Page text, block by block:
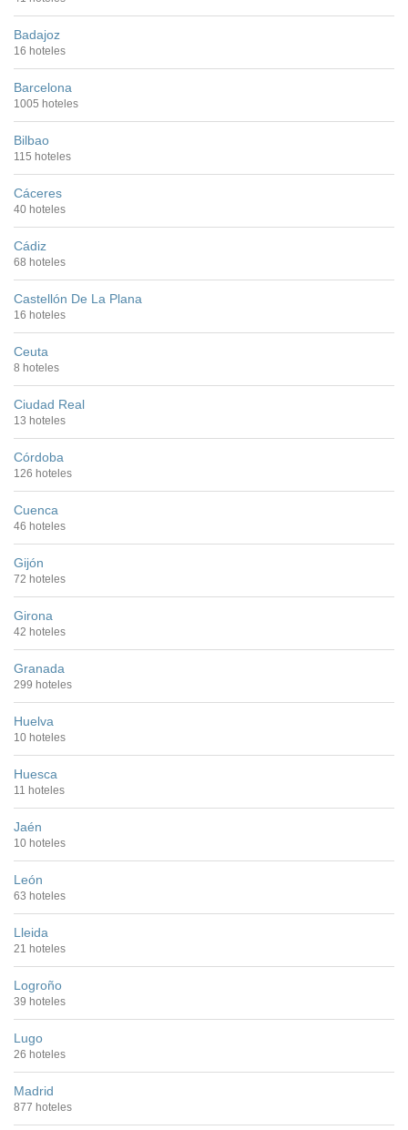
Badajoz
16 hoteles
Barcelona
1005 hoteles
Bilbao
115 hoteles
Cáceres
40 hoteles
Cádiz
68 hoteles
Castellón De La Plana
16 hoteles
Ceuta
8 hoteles
Ciudad Real
13 hoteles
Córdoba
126 hoteles
Cuenca
46 hoteles
Gijón
72 hoteles
Girona
42 hoteles
Granada
299 hoteles
Huelva
10 hoteles
Huesca
11 hoteles
Jaén
10 hoteles
León
63 hoteles
Lleida
21 hoteles
Logroño
39 hoteles
Lugo
26 hoteles
Madrid
877 hoteles